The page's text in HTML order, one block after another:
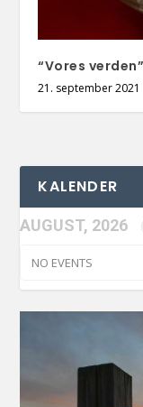
“Vores
21. september 2021
KALENDER
AUGUST, 2026
NO EVENTS